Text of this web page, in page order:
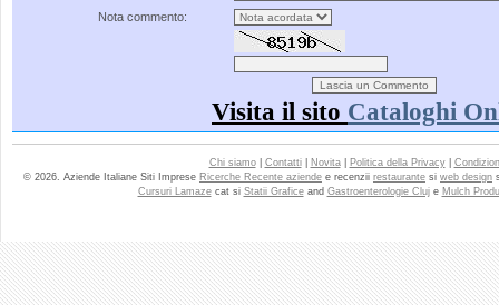
Nota commento:
Visita il sito Cataloghi
Chi siamo| Contatti| Novita| Politica della Privacy|
© 2026. Aziende Italiane Siti Imprese Ricerche Recente aziende e recenzii restaurante si web design
Cursuri Lamazecat si Statii Graficeand Gastroenterologie Cluje Mulch